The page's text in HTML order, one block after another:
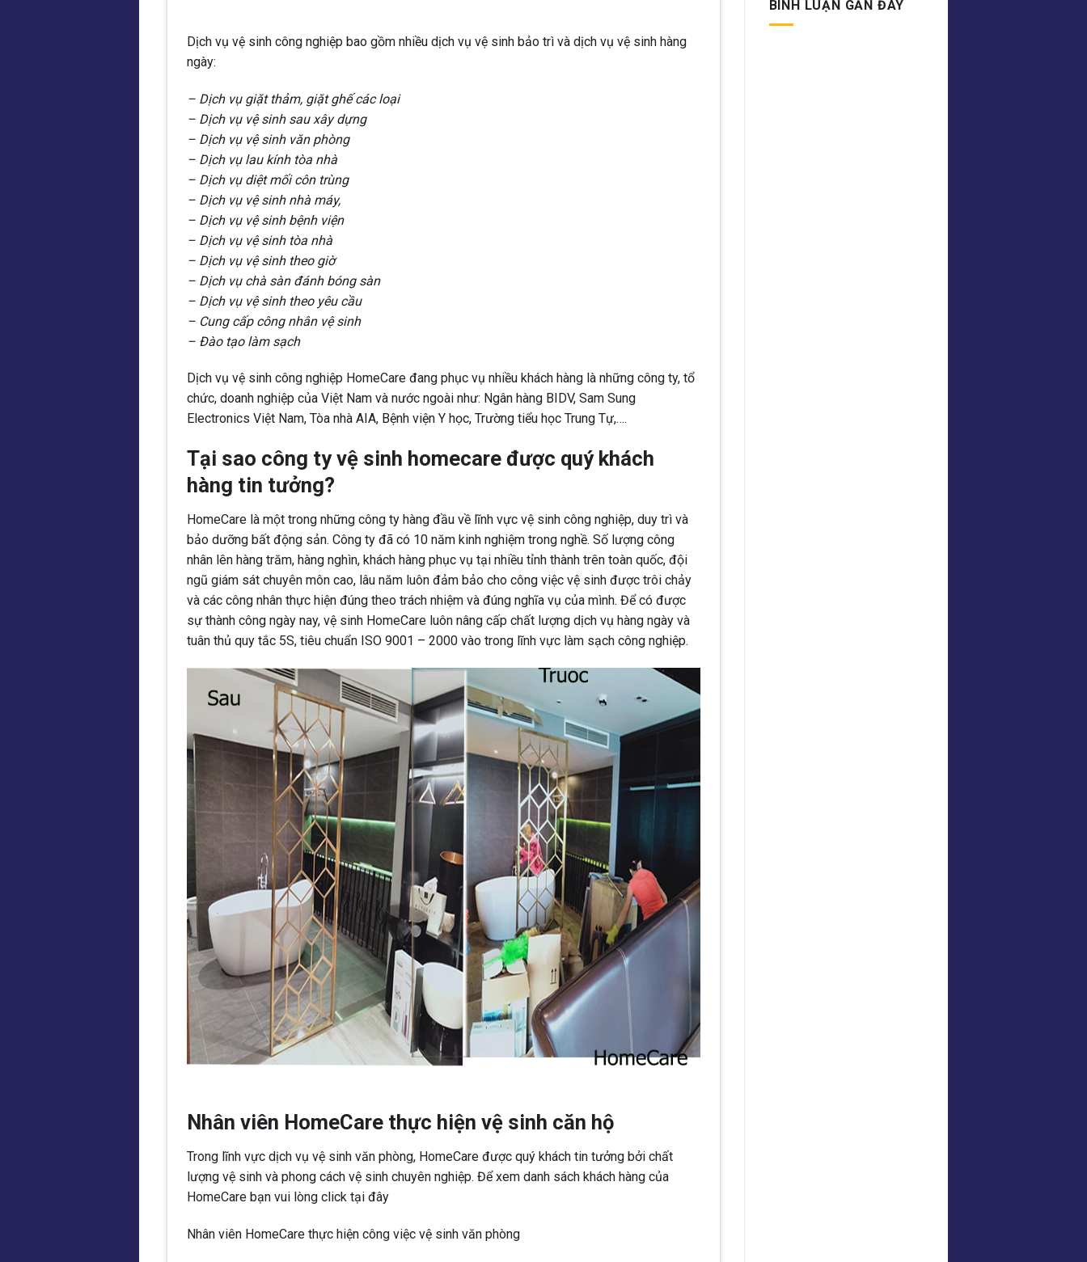
Dịch vụ vệ sinh công nghiệp bao gồm nhiều dịch vụ vệ sinh bảo trì và dịch vụ vệ sinh hàng
ngày:
– Dịch vụ giặt thảm, giặt ghế các loại
– Dịch vụ vệ sinh sau xây dựng
– Dịch vụ vệ sinh văn phòng
– Dịch vụ lau kính tòa nhà
– Dịch vụ diệt mối côn trùng
– Dịch vụ vệ sinh nhà máy,
– Dịch vụ vệ sinh bệnh viện
– Dịch vụ vệ sinh tòa nhà
– Dịch vụ vệ sinh theo giờ
– Dịch vụ chà sàn đánh bóng sàn
– Dịch vụ vệ sinh theo yêu cầu
– Cung cấp công nhân vệ sinh
– Đào tạo làm sạch
Dịch vụ vệ sinh công nghiệp HomeCare đang phục vụ nhiều khách hàng là những công ty, tổ
chức, doanh nghiệp của Việt Nam và nước ngoài như: Ngân hàng BIDV, Sam Sung
Electronics Việt Nam, Tòa nhà AIA, Bệnh viện Y học, Trường tiểu học Trung Tự,….
Tại sao công ty vệ sinh homecare được quý khách
hàng tin tưởng?
HomeCare là một trong những công ty hàng đầu về lĩnh vực vệ sinh công nghiệp, duy trì và
bảo dưỡng bất động sản. Công ty đã có 10 năm kinh nghiệm trong nghề. Số lượng công
nhân lên hàng trăm, hàng nghìn, khách hàng phục vụ tại nhiều tỉnh thành trên toàn quốc, đội
ngũ giám sát chuyên môn cao, lâu năm luôn đảm bảo cho công việc vệ sinh được trôi chảy
và các công nhân thực hiện đúng theo trách nhiệm và đúng nghĩa vụ của mình. Để có được
sự thành công ngày nay, vệ sinh HomeCare luôn nâng cấp chất lượng dịch vụ hàng ngày và
tuân thủ quy tắc 5S, tiêu chuẩn ISO 9001 – 2000 vào trong lĩnh vực làm sạch công nghiệp.
Nhân viên HomeCare thực hiện vệ sinh căn hộ
Trong lĩnh vực dịch vụ vệ sinh văn phòng, HomeCare được quý khách tin tưởng bởi chất
lượng vệ sinh và phong cách vệ sinh chuyên nghiệp. Để xem danh sách khách hàng của
HomeCare bạn vui lòng click tại đây
Nhân viên HomeCare thực hiện công việc vệ sinh văn phòng
BÌNH LUẬN GẦN ĐÂY